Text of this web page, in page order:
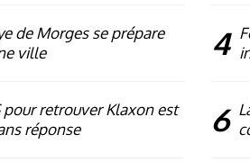
de Morges se prépare
ville
4
pour retrouver Klaxon est
réponse
6